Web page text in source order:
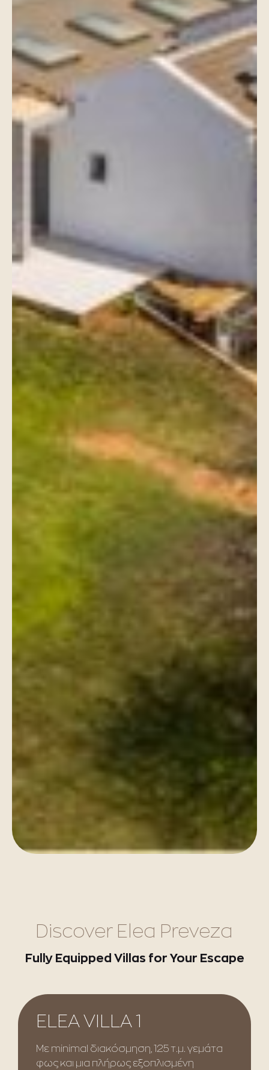
Discover Elea Preveza
Fully Equipped Villas for Your Escape
ELEA VILLA 1
Με minimal διακόσμηση, 125 τ.μ. γεμάτα
φως και μια πλήρως εξοπλισμένη